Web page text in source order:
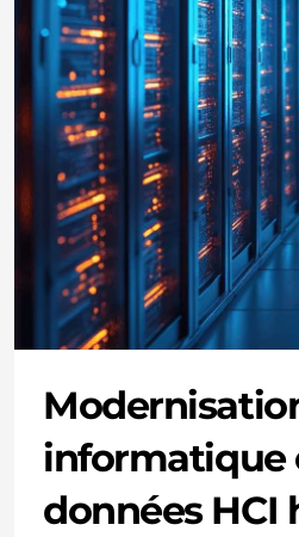
informatique
données HCI